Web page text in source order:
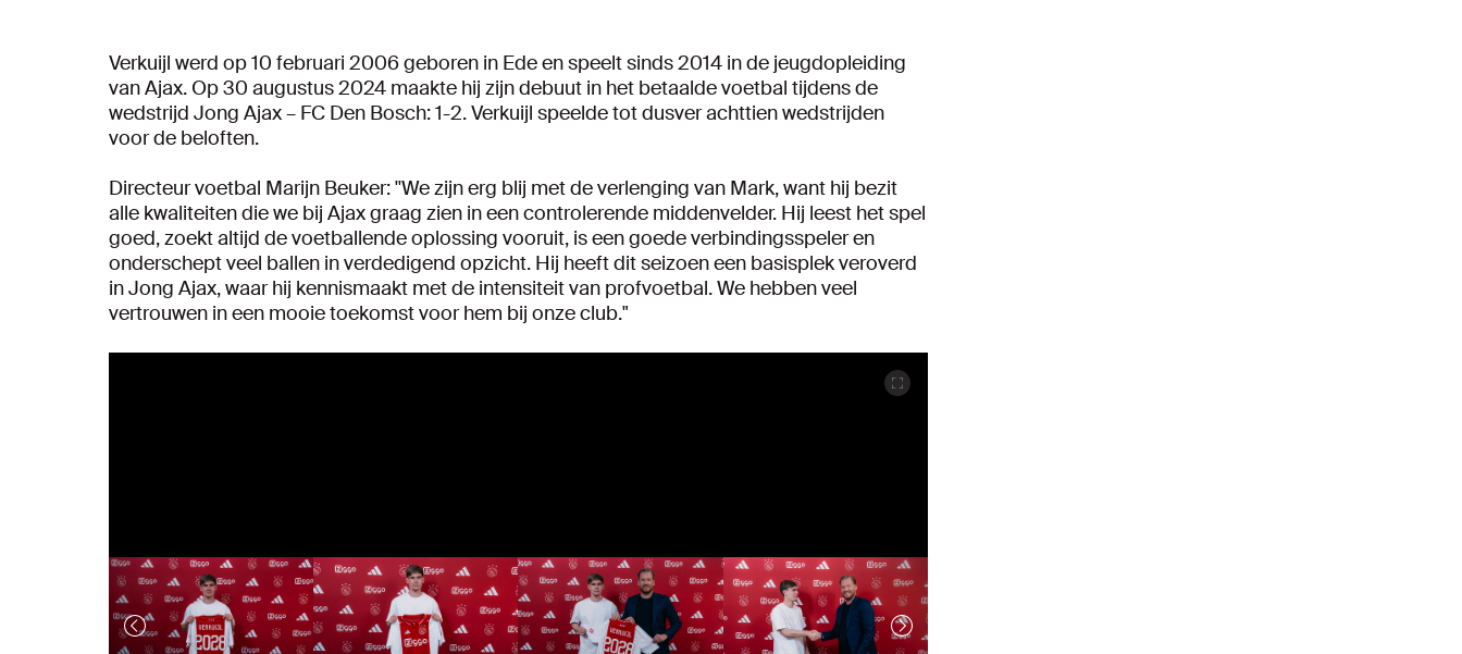
Verkuijl werd op 10 februari 2006 geboren in Ede en speelt sinds 2014 in de jeugdopleiding
van Ajax. Op 30 augustus 2024 maakte hij zijn debuut in het betaalde voetbal tijdens de
wedstrijd Jong Ajax – FC Den Bosch: 1-2. Verkuijl speelde tot dusver achttien wedstrijden
voor de beloften.
Directeur voetbal Marijn Beuker: ''We zijn erg blij met de verlenging van Mark, want hij bezit
alle kwaliteiten die we bij Ajax graag zien in een controlerende middenvelder. Hij leest het spel
goed, zoekt altijd de voetballende oplossing vooruit, is een goede verbindingsspeler en
onderschept veel ballen in verdedigend opzicht. Hij heeft dit seizoen een basisplek veroverd
in Jong Ajax, waar hij kennismaakt met de intensiteit van profvoetbal. We hebben veel
vertrouwen in een mooie toekomst voor hem bij onze club."